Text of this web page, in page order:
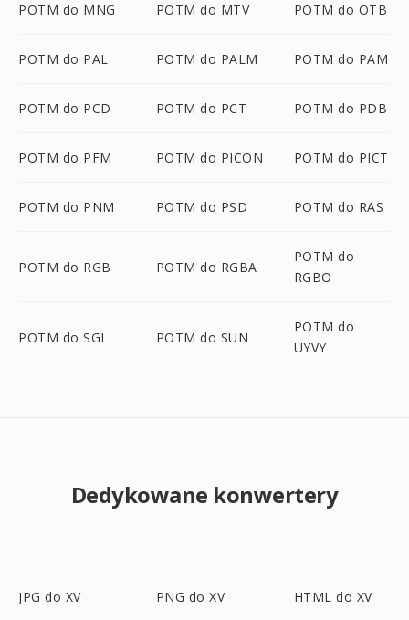
POTM do MNG POTM do MTV POTM do OTB
POTM do PAL POTM do PALM POTM do PAM
POTM do PCD POTM do PCT POTM do PDB
POTM do PFM POTM do PICON POTM do PICT
POTM do PNM POTM do PSD POTM do RAS
POTM do RGB POTM do RGBA
POTM do
RGBO
POTM do SGI POTM do SUN
POTM do
UYVY
Dedykowane konwertery
JPG do XV PNG do XV HTML do XV